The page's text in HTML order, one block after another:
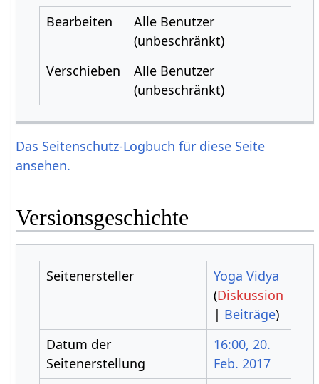
Bearbeiten
Alle Benutzer
(unbeschränkt)
Verschieben
Alle Benutzer
(unbeschränkt)
Das Seitenschutz-Logbuch für diese Seite
ansehen.
Versionsgeschichte
Seitenersteller
Yoga Vidya
(Diskussion
| Beiträge)
Datum der
Seitenerstellung
16:00, 20.
Feb. 2017